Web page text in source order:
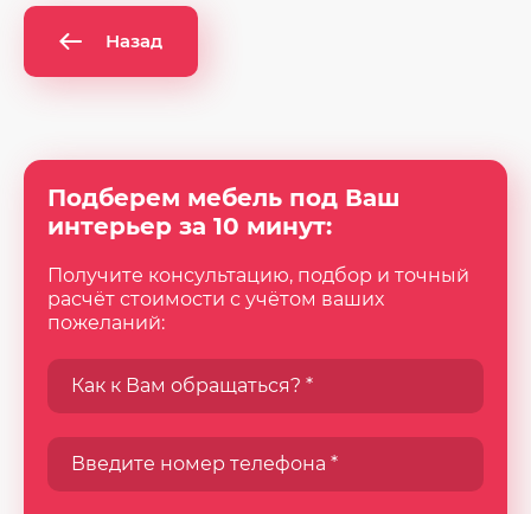
Назад
Подберем мебель под Ваш
интерьер за 10 минут:
Получите консультацию, подбор и точный
расчёт стоимости с учётом ваших
пожеланий: